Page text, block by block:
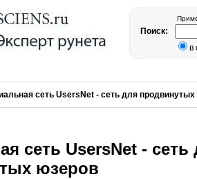
Поиск:
в
сеть UsersNet - сеть для
сеть UsersNet - сеть
юзеров